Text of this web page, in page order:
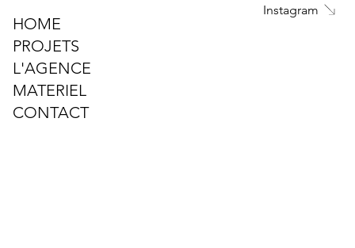
HOME
PROJETS
L'AGENCE
MATERIEL
CONTACT
Instagram